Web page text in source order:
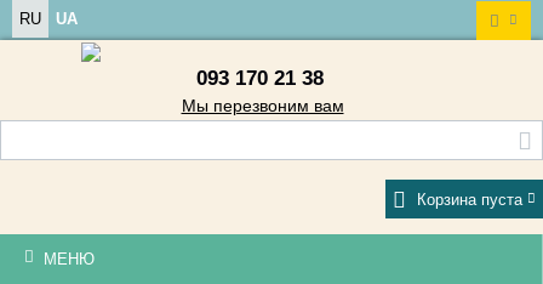
RU UA
093 170 21 38
Мы перезвоним вам
Корзина пуста
МЕНЮ